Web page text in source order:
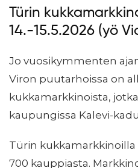
Türin
14.-15.5.2026 (yö
Jo vuosikymmenten
Viron puutarhoissa on
kukkamarkkinoista,
kaupungissa Kalevi-
Türin
700 kauppiasta.